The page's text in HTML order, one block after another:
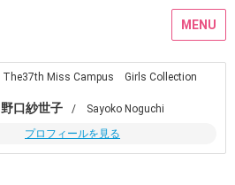
MENU
Miss Campus Girls Collection
野口紗世子
/ Sayoko Noguchi
プロフィールを見る